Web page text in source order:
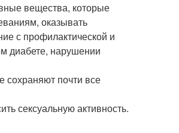
вещества, которые
оказывать
с профилактической и
диабете, нарушении
сохраняют почти все
сексуальную активность.